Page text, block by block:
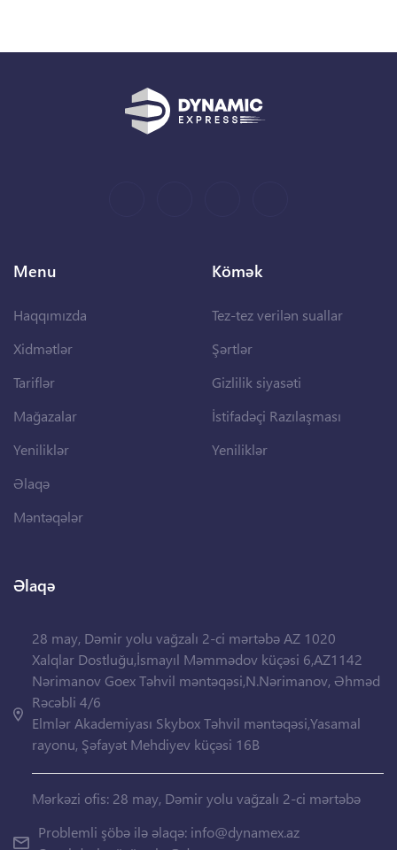
Menu
Haqqımızda
Xidmətlər
Tariflər
Mağazalar
Yeniliklər
Əlaqə
Məntəqələr
Kömək
Tez-tez verilən suallar
Şərtlər
Gizlilik siyasəti
İstifadəçi Razılaşması
Yeniliklər
Əlaqə
28 may, Dəmir yolu vağzalı 2-ci mərtəbə AZ 1020
Xalqlar Dostluğu,İsmayıl Məmmədov küçəsi 6,AZ1142
Nərimanov Goex Təhvil məntəqəsi,N.Nərimanov, Əhməd
Rəcəbli 4/6
Elmlər Akademiyası Skybox Təhvil məntəqəsi,Yasamal
rayonu, Şəfayət Mehdiyev küçəsi 16B
Mərkəzi ofis: 28 may, Dəmir yolu vağzalı 2-ci mərtəbə
Problemli şöbə ilə əlaqə: info@dynamex.az